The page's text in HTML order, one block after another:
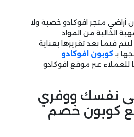
أراضي متجر افوكادو خصبة ولا
الخالية من المواد
ليتم فيما بعد تفريزها بعناية
بـكوبون افوكادو
للعملاء عبر موقع افوكادو
نفسك ووفري
كوبون خصم